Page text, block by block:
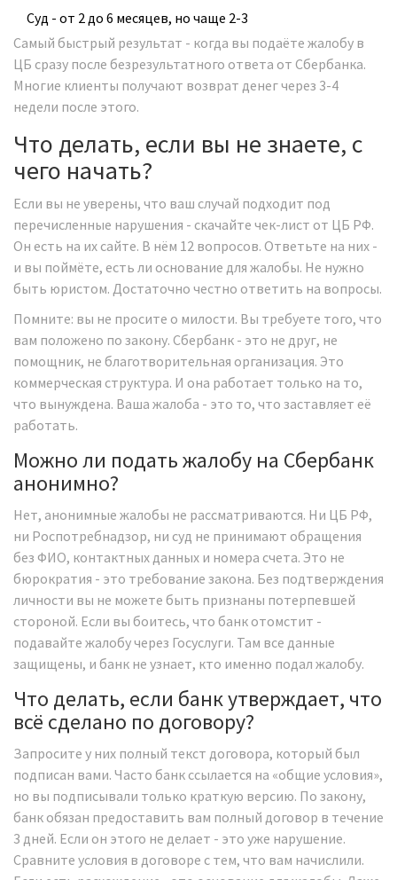
Суд - от 2 до 6 месяцев, но чаще 2-3
Самый быстрый результат - когда вы подаёте жалобу в
ЦБ сразу после безрезультатного ответа от Сбербанка.
Многие клиенты получают возврат денег через 3-4
недели после этого.
Что делать, если вы не знаете, с
чего начать?
Если вы не уверены, что ваш случай подходит под
перечисленные нарушения - скачайте чек-лист от ЦБ РФ.
Он есть на их сайте. В нём 12 вопросов. Ответьте на них -
и вы поймёте, есть ли основание для жалобы. Не нужно
быть юристом. Достаточно честно ответить на вопросы.
Помните: вы не просите о милости. Вы требуете того, что
вам положено по закону. Сбербанк - это не друг, не
помощник, не благотворительная организация. Это
коммерческая структура. И она работает только на то,
что вынуждена. Ваша жалоба - это то, что заставляет её
работать.
Можно ли подать жалобу на Сбербанк
анонимно?
Нет, анонимные жалобы не рассматриваются. Ни ЦБ РФ,
ни Роспотребнадзор, ни суд не принимают обращения
без ФИО, контактных данных и номера счета. Это не
бюрократия - это требование закона. Без подтверждения
личности вы не можете быть признаны потерпевшей
стороной. Если вы боитесь, что банк отомстит -
подавайте жалобу через Госуслуги. Там все данные
защищены, и банк не узнает, кто именно подал жалобу.
Что делать, если банк утверждает, что
всё сделано по договору?
Запросите у них полный текст договора, который был
подписан вами. Часто банк ссылается на «общие условия»,
но вы подписывали только краткую версию. По закону,
банк обязан предоставить вам полный договор в течение
3 дней. Если он этого не делает - это уже нарушение.
Сравните условия в договоре с тем, что вам начислили.